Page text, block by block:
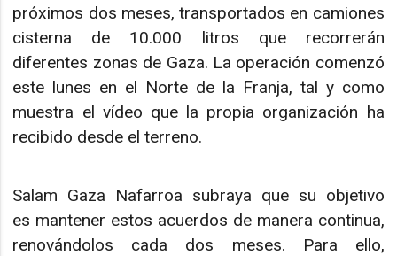
próximos dos meses, transportados en camiones
cisterna de 10.000 litros que recorrerán
diferentes zonas de Gaza. La operación comenzó
este lunes en el Norte de la Franja, tal y como
muestra el vídeo que la propia organización ha
recibido desde el terreno.
Salam Gaza Nafarroa subraya que su objetivo
es mantener estos acuerdos de manera continua,
renovándolos cada dos meses. Para ello,